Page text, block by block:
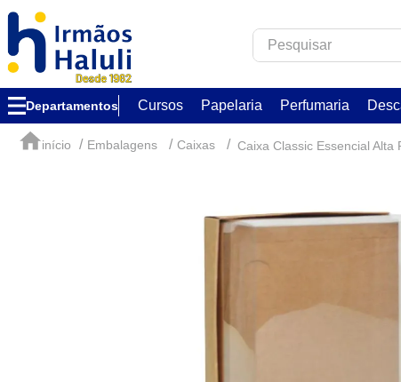
Pesquisar
Departamentos Cursos Papelaria Perfumaria
Embalagens Caixas Caixa Classic Essencial
1º
corfix
º
verzzon
5º
alumínio circular